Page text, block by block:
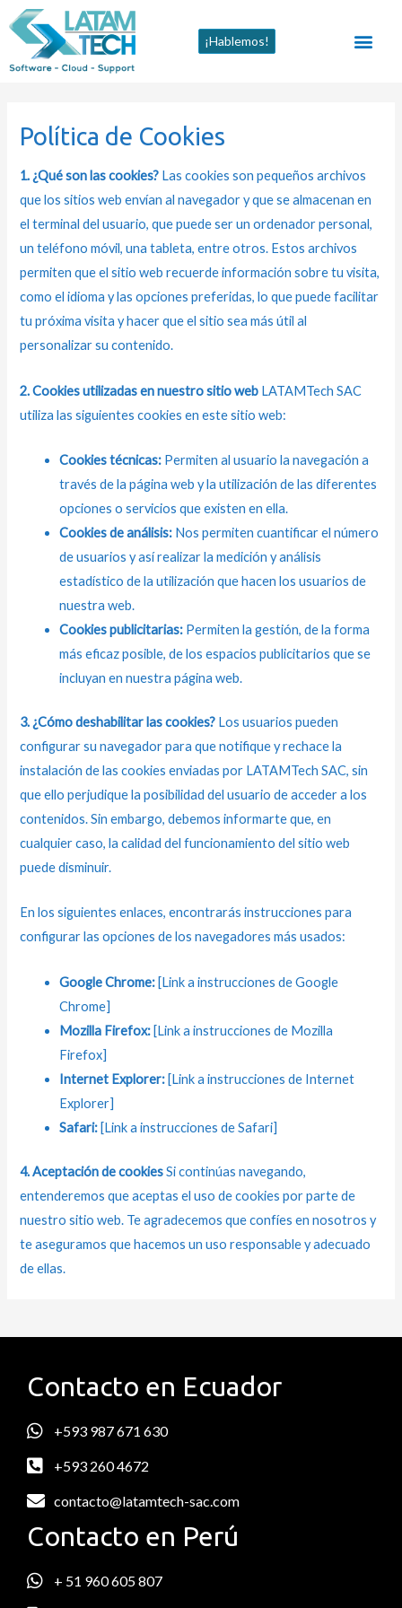
contenido
¡Hablemos!
Política de Cookies
1. ¿Qué son las cookies? Las cookies son pequeños archivos
que los sitios web envían al navegador y que se almacenan en
el terminal del usuario, que puede ser un ordenador personal,
un teléfono móvil, una tableta, entre otros. Estos archivos
permiten que el sitio web recuerde información sobre tu visita,
como el idioma y las opciones preferidas, lo que puede facilitar
tu próxima visita y hacer que el sitio sea más útil al
personalizar su contenido.
2. Cookies utilizadas en nuestro sitio web LATAMTech SAC
utiliza las siguientes cookies en este sitio web:
Cookies técnicas: Permiten al usuario la navegación a
través de la página web y la utilización de las diferentes
opciones o servicios que existen en ella.
Cookies de análisis: Nos permiten cuantificar el número
de usuarios y así realizar la medición y análisis
estadístico de la utilización que hacen los usuarios de
nuestra web.
Cookies publicitarias: Permiten la gestión, de la forma
más eficaz posible, de los espacios publicitarios que se
incluyan en nuestra página web.
3. ¿Cómo deshabilitar las cookies? Los usuarios pueden
configurar su navegador para que notifique y rechace la
instalación de las cookies enviadas por LATAMTech SAC, sin
que ello perjudique la posibilidad del usuario de acceder a los
contenidos. Sin embargo, debemos informarte que, en
cualquier caso, la calidad del funcionamiento del sitio web
puede disminuir.
En los siguientes enlaces, encontrarás instrucciones para
configurar las opciones de los navegadores más usados:
Google Chrome: [Link a instrucciones de Google
Chrome]
Mozilla Firefox: [Link a instrucciones de Mozilla
Firefox]
Internet Explorer: [Link a instrucciones de Internet
Explorer]
Safari: [Link a instrucciones de Safari]
4. Aceptación de cookiesSi continúas navegando,
entenderemos que aceptas el uso de cookies por parte de
nuestro sitio web. Te agradecemos que confíes en nosotros y
te aseguramos que hacemos un uso responsable y adecuado
de ellas.
Contacto en Perú
+ 51 960 605 807
Contacto en Ecuador
+593 987 671 630
+593 260 4672
contacto@latamtech-sac.com